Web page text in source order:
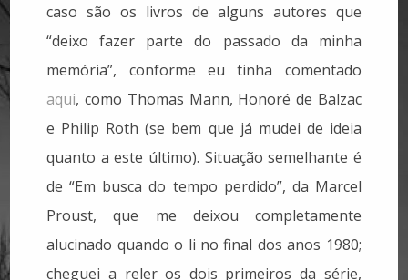
caso são os livros de alguns autores que
“deixo fazer parte do passado da minha
memória”, conforme eu tinha comentado
aqui, como Thomas Mann, Honoré de Balzac
e Philip Roth (se bem que já mudei de ideia
quanto a este último). Situação semelhante é
de “Em busca do tempo perdido”, da Marcel
Proust, que me deixou completamente
alucinado quando o li no final dos anos 1980;
cheguei a reler os dois primeiros da série,